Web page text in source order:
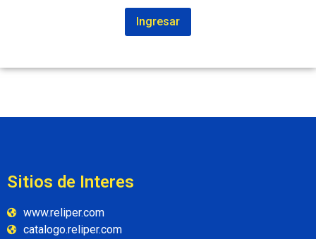
Ingresar
Sitios de Interes
www.reliper.com
catalogo.reliper.com